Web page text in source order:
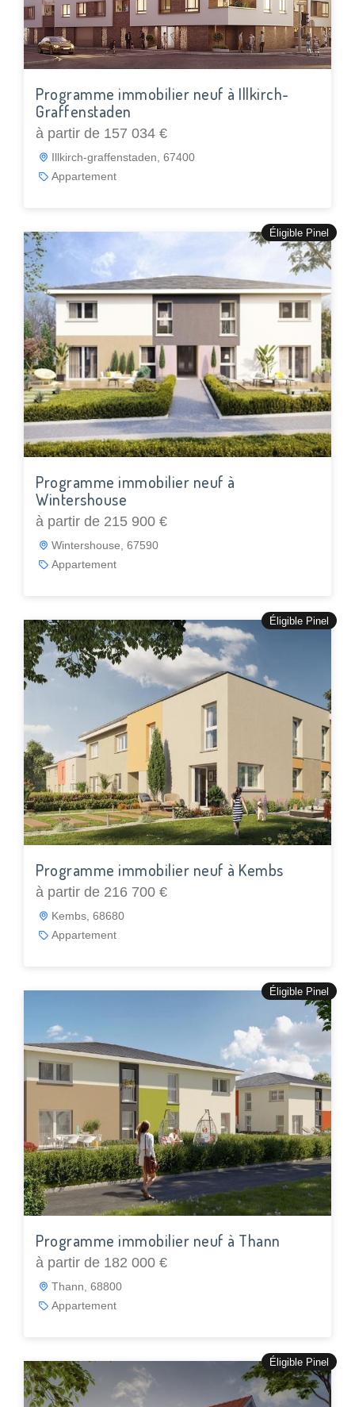
Programme immobilier neuf à Illkirch-
Graffenstaden
à partir de 157 034 €
Illkirch-graffenstaden, 67400
Appartement
Éligible Pinel
Programme immobilier neuf à
Wintershouse
à partir de 215 900 €
Wintershouse, 67590
Appartement
Éligible Pinel
Programme immobilier neuf à Kembs
à partir de 216 700 €
Kembs, 68680
Appartement
Éligible Pinel
Programme immobilier neuf à Thann
à partir de 182 000 €
Thann, 68800
Appartement
Éligible Pinel